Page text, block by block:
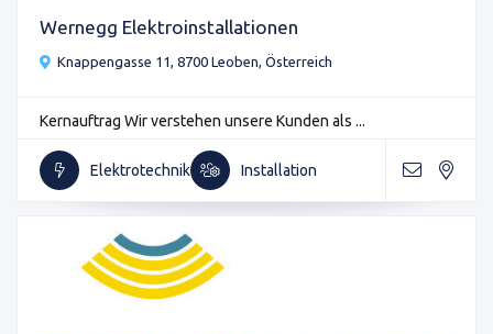
Wernegg Elektroinstallationen
Knappengasse 11, 8700 Leoben, Österreich
Kernauftrag Wir verstehen unsere Kunden als ...
Elektrotechnik Installation